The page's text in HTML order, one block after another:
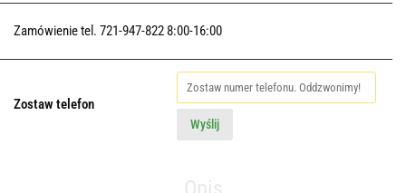
Zamówienie tel. 721-947-822 8:00-16:00
Zostaw telefon
Wyślij